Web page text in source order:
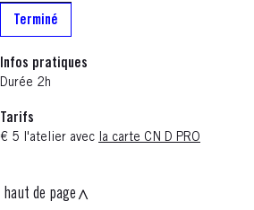
Terminé
Infos pratiques
Durée 2h
Tarifs
€ 5 l'atelier avec la carte CN D PRO
haut de page